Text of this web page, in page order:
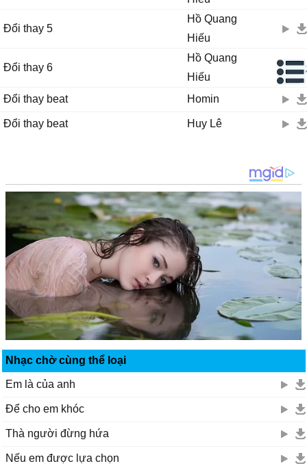
Đổi thay 5
Hồ Quang
Hiếu
Đổi thay 6
Hồ Quang
Hiếu
Đổi thay beat
Homin
Đổi thay beat Huy Lê
Nhạc chờ cùng thể loại
Em là của anh
Để cho em khóc
Thà người đừng hứa
Nếu em được lựa chọn